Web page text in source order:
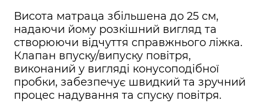
Висота матраца збільшена до 25 см,
надаючи йому розкішний вигляд та
створюючи відчуття справжнього ліжка.
Клапан впуску/випуску повітря,
виконаний у вигляді конусоподібної
пробки, забезпечує швидкий та зручний
процес надування та спуску повітря.